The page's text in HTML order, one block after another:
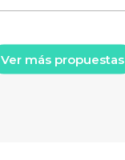
Ver más propuestas